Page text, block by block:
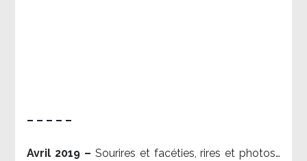
– – – – –
Avril 2019 – Sourires et facéties, rires et photos…